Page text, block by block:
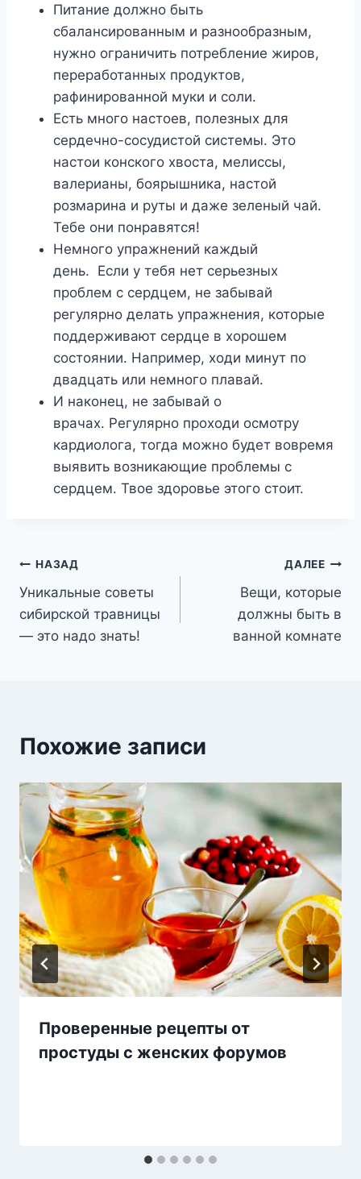
Питание должно быть
сбалансированным и разнообразным,
нужно ограничить потребление жиров,
переработанных продуктов,
рафинированной муки и соли.
Есть много настоев, полезных для
сердечно-сосудистой системы. Это
настои конского хвоста, мелиссы,
валерианы, боярышника, настой
розмарина и руты и даже зеленый чай.
Тебе они понравятся!
Немного упражнений каждый
день. Если у тебя нет серьезных
проблем с сердцем, не забывай
регулярно делать упражнения, которые
поддерживают сердце в хорошем
состоянии. Например, ходи минут по
двадцать или немного плавай.
И наконец, не забывай о
врачах. Регулярно проходи осмотру
кардиолога, тогда можно будет вовремя
выявить возникающие проблемы с
сердцем. Твое здоровье этого стоит.
Навигация
по
записям
НАЗАД
Уникальные советы
сибирской травницы
— это надо знать!
ДАЛЕЕ
Вещи, которые
должны быть в
ванной комнате
Похожие записи
Проверенные рецепты от
простуды с женских форумов